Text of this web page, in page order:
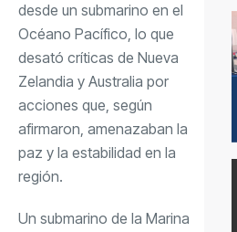
desde un submarino en el
Océano Pacífico, lo que
desató críticas de Nueva
Zelandia y Australia por
acciones que, según
afirmaron, amenazaban la
paz y la estabilidad en la
región.
Un submarino de la Marina